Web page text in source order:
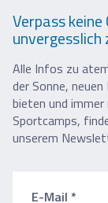
Verpass keine
unvergesslich
Alle Infos zu
der Sonne,
bieten und
Sportcamps,
unserem
E-Mail *